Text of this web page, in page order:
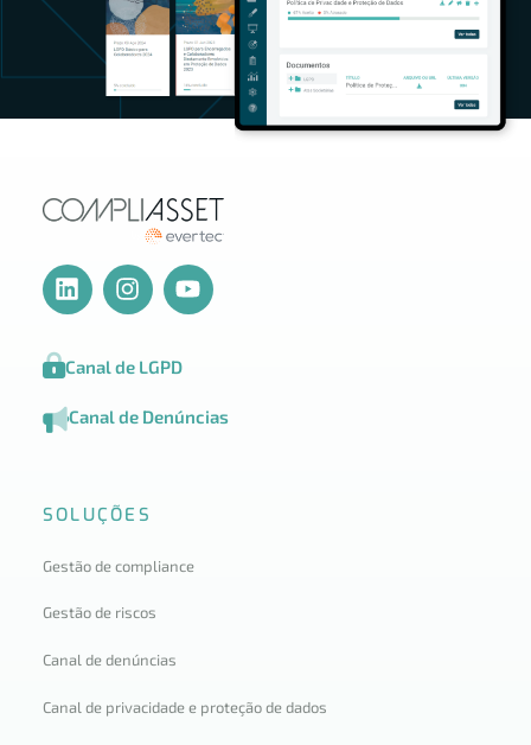
Canal de LGPD
Canal de Denúncias
SOLUÇÕES
Gestão de compliance
Gestão de riscos
Canal de denúncias
Canal de privacidade e proteção de dados